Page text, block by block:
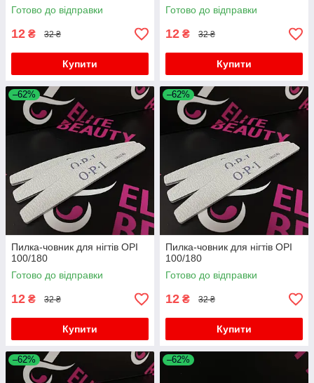
Готово до відправки
12 ₴ 32 ₴
Купити
Готово до відправки
12 ₴ 32 ₴
Купити
–62%
Пилка-човник для нігтів OPI
100/180
Готово до відправки
12 ₴ 32 ₴
Купити
–62%
Пилка-човник для нігтів OPI
100/180
Готово до відправки
12 ₴ 32 ₴
Купити
–62% –62%